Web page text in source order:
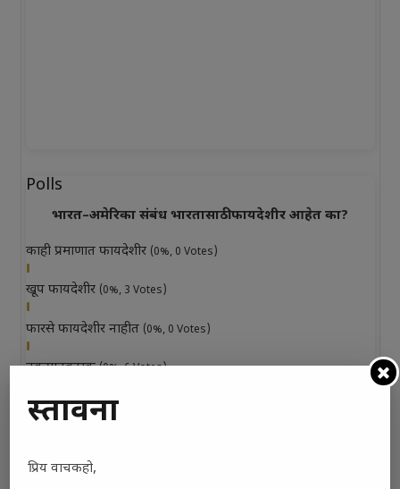
Polls
भारत–अमेरिका संबंध भारतासाठी फायदेशीर आहेत का?
काही प्रमाणात फायदेशीर (0%, 0 Votes)
खूप फायदेशीर (0%, 3 Votes)
फारसे फायदेशीर नाहीत (0%, 0 Votes)
नुकसानकारक(0%, 6 Votes)
तटस्थ(0%, 3 Votes)
Polls Archive
प्रस्तावना
प्रिय वाचकहो,